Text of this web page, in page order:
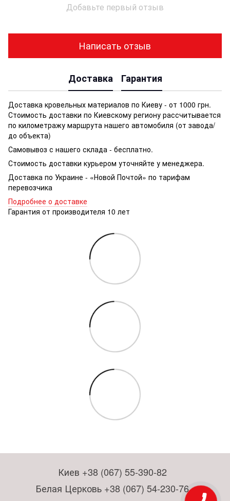
Добавьте первый отзыв
Написать отзыв
Доставка Гарантия
Доставка кровельных материалов по Киеву - от 1000 грн.
Стоимость доставки по Киевскому региону рассчитывается
по километражу маршрута нашего автомобиля (от завода/
до объекта)
Самовывоз с нашего склада - бесплатно.
Стоимость доставки курьером уточняйте у менеджера.
Доставка по Украине - «Новой Почтой» по тарифам
перевозчика
Подробнее о доставке
Гарантия от производителя 10 лет
Киев +38 (067) 55-390-82
Белая Церковь +38 (067) 54-230-76